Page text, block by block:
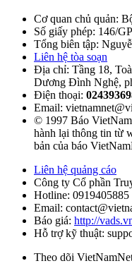
Cơ quan chủ quản:
Số giấy phép: 146/
Tổng biên tập:
Liên hệ tòa soạn
Địa chỉ: Tầng 18,
Dương Đình Nghệ,
Điện thoại:
Email:
© 1997 Báo
hành lại thông tin từ
bản của báo
Liên hệ quảng cáo
Công ty Cổ phần
Hotline:
Email:
Báo giá: http://
Hỗ trợ kỹ thuật:
Theo dõi